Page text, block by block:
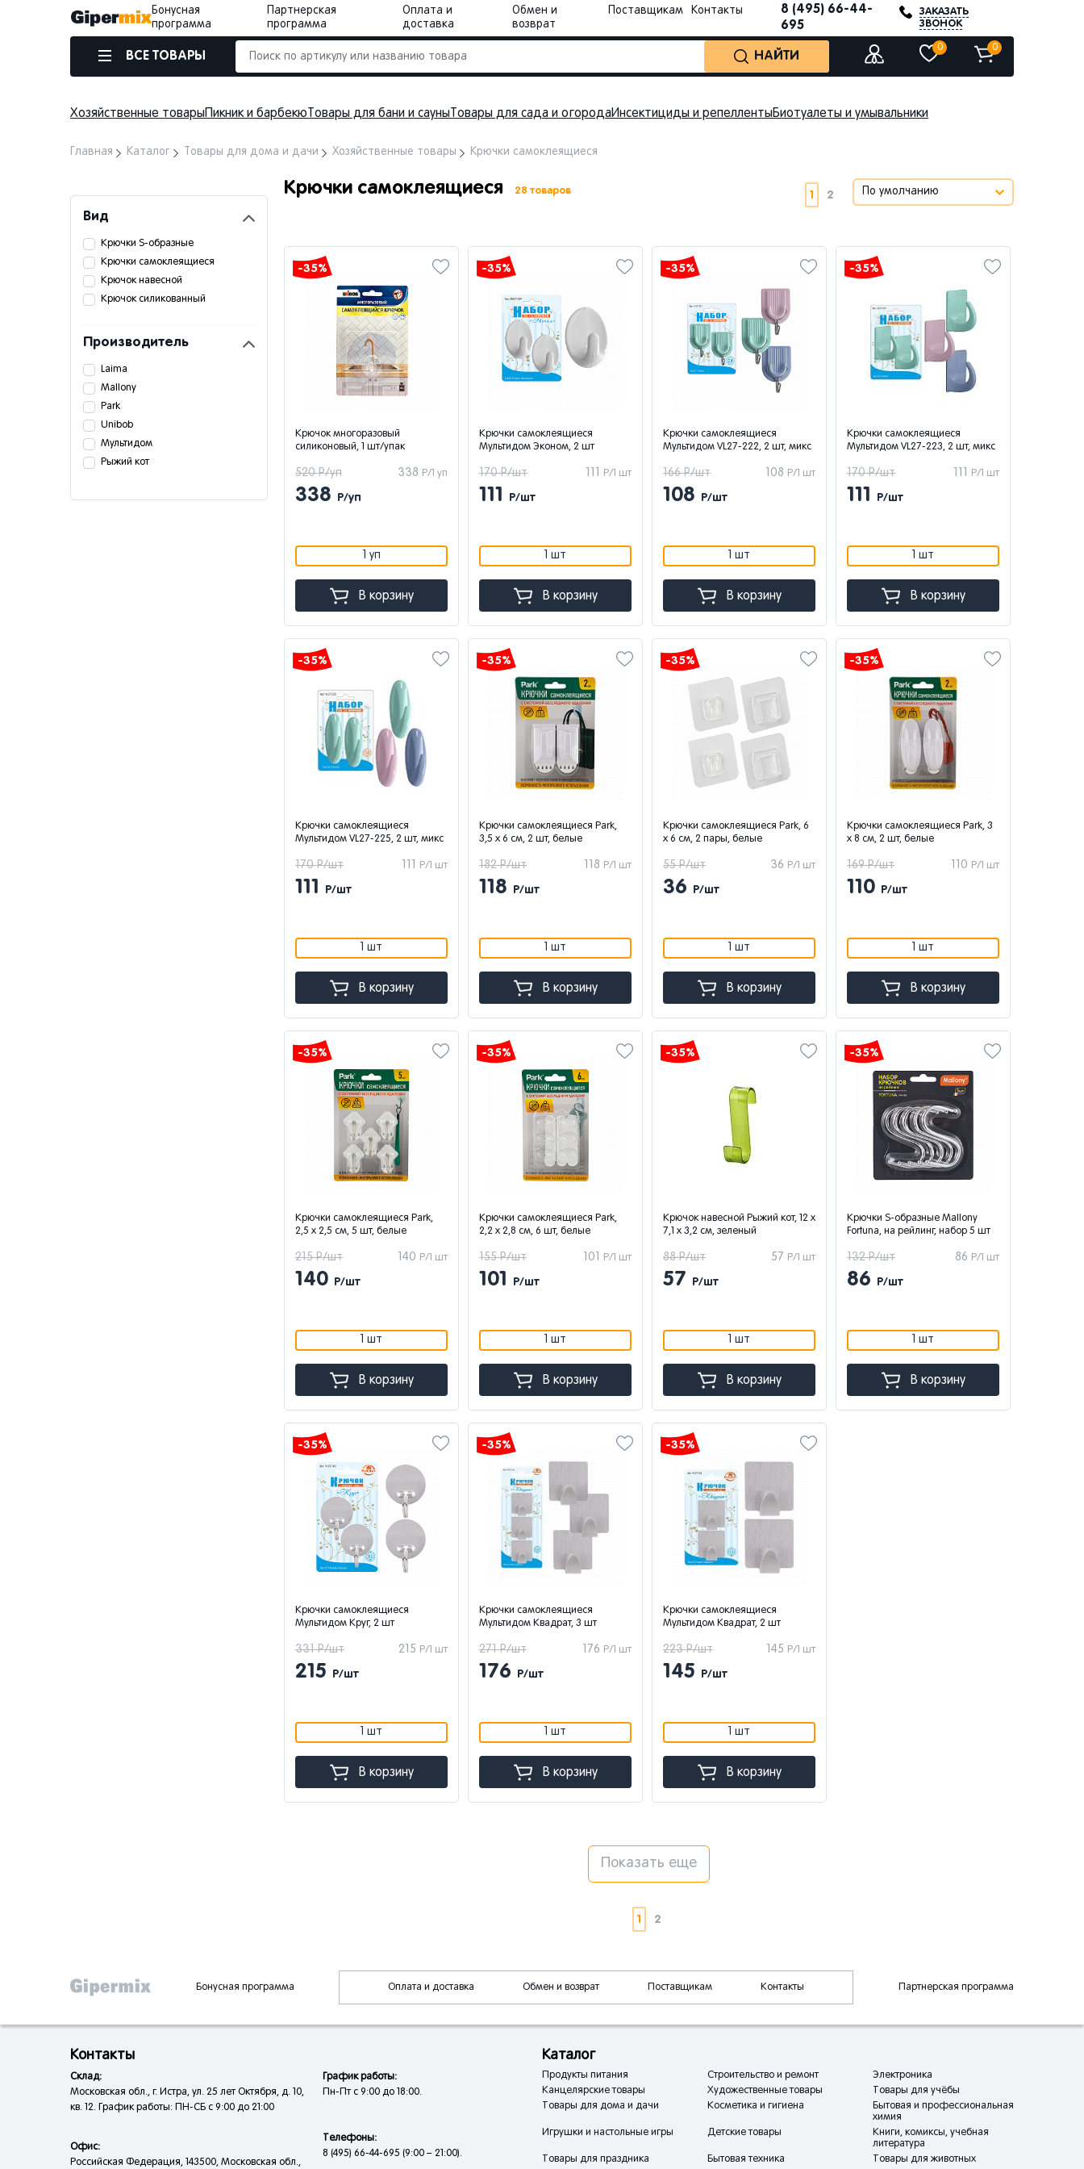
Бонусная
программа
Партнерская
программа
Оплата и
доставка
Обмен и
возврат
Поставщикам Контакты
8 (495) 66-44-
695
ЗАКАЗАТЬ
ЗВОНОК
ВСЕ ТОВАРЫ НАЙТИ
0 0
Хозяйственные товарыПикник и барбекю Товары для бани и сауны Товары для сада и огородаИнсектициды и репеллентыБиотуалеты и умывальники
Главная Каталог Товары для дома и дачи Хозяйственные товары Крючки самоклеящиеся
Вид
Крючки S-образные
Крючки самоклеящиеся
Крючок навесной
Крючок силикованный
Производитель
Laima
Mallony
Park
Unibob
Мультидом
Рыжий кот
Крючки самоклеящиеся 28 товаров 1 2
-35%
Крючок многоразовый
силиконовый, 1 шт/упак
338 Р/1 уп
520 Р/уп
338 Р/уп
1 уп
В корзину
-35%
Крючки самоклеящиеся
Мультидом Эконом, 2 шт
Р/1 шт
170 Р/шт
111 Р/шт
1 шт
В корзину
-35%
Крючки самоклеящиеся
Мультидом VL27-222, 2 шт, микс
108 Р/1 шт
166 Р/шт
108 Р/шт
1 шт
В корзину
-35%
Крючки самоклеящиеся
Мультидом VL27-223, 2 шт, микс
Р/1 шт
170 Р/шт
111 Р/шт
1 шт
В корзину
-35%
Крючки самоклеящиеся
Мультидом VL27-225, 2 шт, микс
Р/1 шт
170 Р/шт
111 Р/шт
1 шт
В корзину
-35%
Крючки самоклеящиеся Park,
3,5 x 6 см, 2 шт, белые
118 Р/1 шт
182 Р/шт
118 Р/шт
1 шт
В корзину
-35%
Крючки самоклеящиеся Park, 6
x 6 см, 2 пары, белые
36 Р/1 шт
55 Р/шт
36 Р/шт
1 шт
В корзину
-35%
Крючки самоклеящиеся Park, 3
x 8 см, 2 шт, белые
110 Р/1 шт
169 Р/шт
110 Р/шт
1 шт
В корзину
-35%
Крючки самоклеящиеся Park,
2,5 x 2,5 см, 5 шт, белые
140 Р/1 шт
215 Р/шт
140 Р/шт
1 шт
В корзину
-35%
Крючки самоклеящиеся Park,
2,2 x 2,8 см, 6 шт, белые
101 Р/1 шт
155 Р/шт
101 Р/шт
1 шт
В корзину
-35%
Крючок навесной Рыжий кот, 12 x
7,1 x 3,2 см, зеленый
57 Р/1 шт
88 Р/шт
57 Р/шт
1 шт
В корзину
-35%
Крючки S-образные Mallony
Fortuna, на рейлинг, набор 5 шт
86 Р/1 шт
132 Р/шт
86 Р/шт
1 шт
В корзину
-35%
Крючки самоклеящиеся
Мультидом Круг, 2 шт
215 Р/1 шт
331 Р/шт
215 Р/шт
1 шт
В корзину
-35%
Крючки самоклеящиеся
Мультидом Квадрат, 3 шт
176 Р/1 шт
271 Р/шт
176 Р/шт
1 шт
В корзину
-35%
Крючки самоклеящиеся
Мультидом Квадрат, 2 шт
145 Р/1 шт
223 Р/шт
145 Р/шт
1 шт
В корзину
Показать еще
1 2
Бонусная программа Оплата и доставка Обмен и возврат Поставщикам Контакты Партнерская программа
Контакты
Склад:
Московская обл., г. Истра, ул. 25 лет Октября, д. 10,
кв. 12. График работы: ПН-СБ с 9:00 до 21:00
Офис:
Российская Федерация, 143500, Московская обл.,
График работы:
Пн-Пт с 9:00 до 18:00.
Телефоны:
8 (495) 66-44-695 (9:00 – 21:00).
Каталог
Продукты питания Строительство и ремонт
Электроника
Канцелярские товары
Художественные товары
Товары для учёбы
Товары для дома и дачи
Косметика и гигиена
Бытовая и профессиональная
химия
Игрушки и настольные игры
Детские товары
Книги, комиксы, учебная
литература
Товары для праздника
Бытовая техника Товары для животных